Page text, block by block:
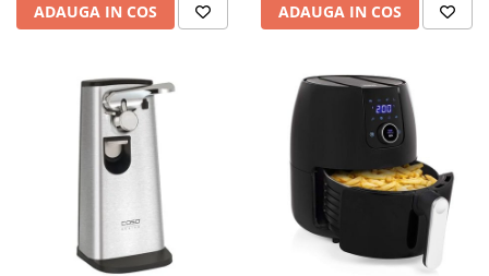
Purificatoare
Aparate & Accesorii ingrijire
personala
Uscatoare de par
Obiecte sanitare
Alte obiecte sanitare
Resigilate
ADAUGA IN COS ADAUGA IN COS